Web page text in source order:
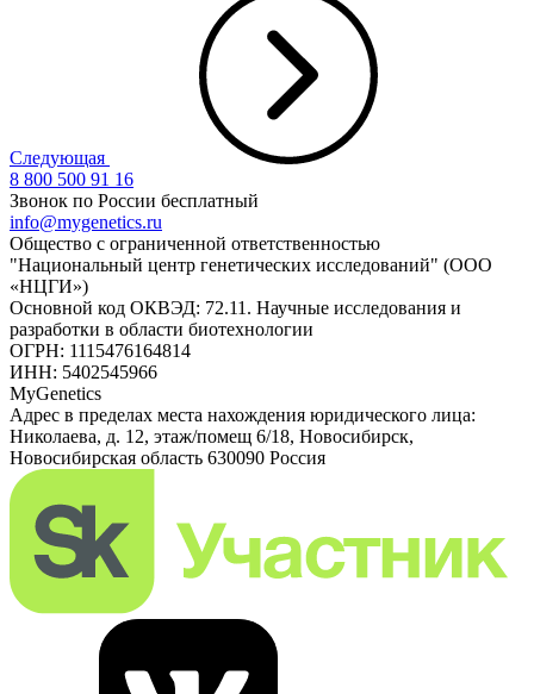
Следующая
8 800 500 91 16
Звонок по России бесплатный
info@mygenetics.ru
Общество с ограниченной ответственностью
"Национальный центр генетических исследований" (ООО
«НЦГИ»)
Основной код ОКВЭД: 72.11. Научные исследования и
разработки в области биотехнологии
ОГРН: 1115476164814
ИНН: 5402545966
MyGenetics
Адрес в пределах места нахождения юридического лица:
Николаева, д. 12, этаж/помещ 6/18, Новосибирск,
Новосибирская область 630090 Россия